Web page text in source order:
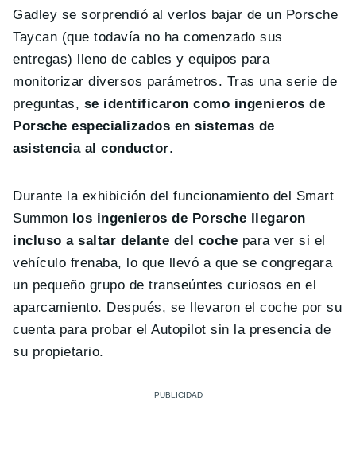
Gadley se sorprendió al verlos bajar de un Porsche
Taycan (que todavía no ha comenzado sus
entregas) lleno de cables y equipos para
monitorizar diversos parámetros. Tras una serie de
preguntas, se identificaron como ingenieros de
Porsche especializados en sistemas de
asistencia al conductor.
Durante la exhibición del funcionamiento del Smart
Summon los ingenieros de Porsche llegaron
incluso a saltar delante del coche para ver si el
vehículo frenaba, lo que llevó a que se congregara
un pequeño grupo de transeúntes curiosos en el
aparcamiento. Después, se llevaron el coche por su
cuenta para probar el Autopilot sin la presencia de
su propietario.